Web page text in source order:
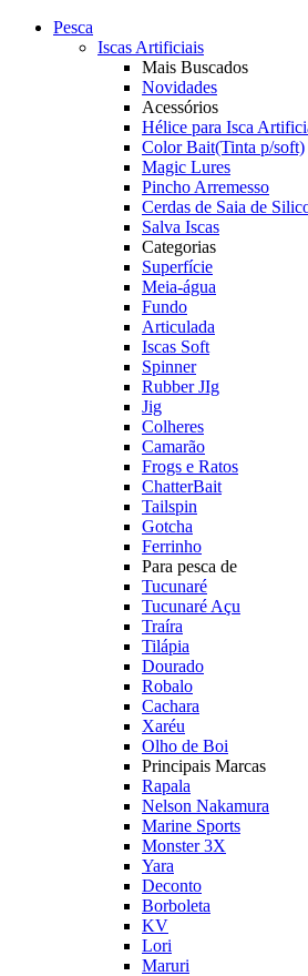
Pesca
Iscas Artificiais
Mais Buscados
Novidades
Acessórios
Hélice para Isca
Color Bait(Tinta p/soft)
Magic Lures
Pincho Arremesso
Cerdas de Saia de
Salva Iscas
Categorias
Superfície
Meia-água
Fundo
Articulada
Iscas Soft
Spinner
Rubber JIg
Jig
Colheres
Camarão
Frogs e Ratos
ChatterBait
Tailspin
Gotcha
Ferrinho
Para pesca de
Tucunaré
Tucunaré Açu
Traíra
Tilápia
Dourado
Robalo
Cachara
Xaréu
Olho de Boi
Principais Marcas
Rapala
Nelson Nakamura
Marine Sports
Monster 3X
Yara
Deconto
Borboleta
KV
Lori
Maruri